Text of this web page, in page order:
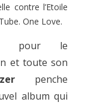
contre l’Etoile
One Love.
pour le
et toute son
penche
album qui